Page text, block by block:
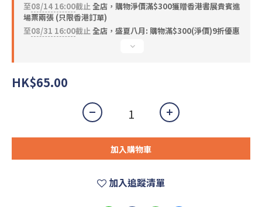
至08/14 16:00截止全店，購物淨價滿$300獲贈香港書展貴賓進
場票兩張 (只限香港訂單)
至08/31 16:00截止全店，盛夏八月: 購物滿$300(淨價)9折優惠
HK$65.00
加入購物車
加入追蹤清單